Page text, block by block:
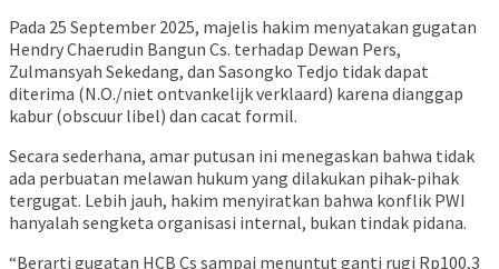
Pada 25 September 2025, majelis hakim menyatakan gugatan
Hendry Chaerudin Bangun Cs. terhadap Dewan Pers,
Zulmansyah Sekedang, dan Sasongko Tedjo tidak dapat
diterima (N.O./niet ontvankelijk verklaard) karena dianggap
kabur (obscuur libel) dan cacat formil.
Secara sederhana, amar putusan ini menegaskan bahwa tidak
ada perbuatan melawan hukum yang dilakukan pihak-pihak
tergugat. Lebih jauh, hakim menyiratkan bahwa konflik PWI
hanyalah sengketa organisasi internal, bukan tindak pidana.
“Berarti gugatan HCB Cs sampai menuntut ganti rugi Rp100,3